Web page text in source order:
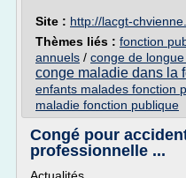
Site : http://lacgt-
Thèmes liés : fonction
annuels / conge de
conge maladie dans la
enfants malades fonction
maladie fonction publique
Congé pour
professionnelle ...